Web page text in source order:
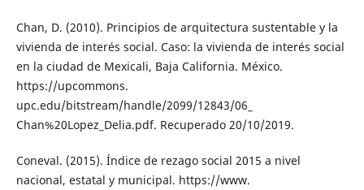
Chan, D. (2010). Principios de arquitectura sustentable y la
vivienda de interés social. Caso: la vivienda de interés social
en la ciudad de Mexicali, Baja California. México.
https://upcommons.
upc.edu/bitstream/handle/2099/12843/06_
Chan%20Lopez_Delia.pdf. Recuperado 20/10/2019.
Coneval. (2015). Índice de rezago social 2015 a nivel
nacional, estatal y municipal. https://www.